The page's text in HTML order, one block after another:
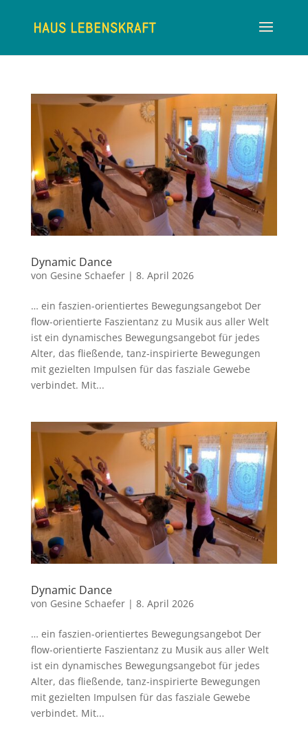
Dynamic Dance
von Gesine Schaefer| 8. April 2026
… ein faszien-orientiertes Bewegungsangebot Der
flow-orientierte Faszientanz zu Musik aus aller Welt
ist ein dynamisches Bewegungsangebot für jedes
Alter, das fließende, tanz-inspirierte Bewegungen
mit gezielten Impulsen für das fasziale Gewebe
verbindet. Mit...
Dynamic Dance
von Gesine Schaefer| 8. April 2026
… ein faszien-orientiertes Bewegungsangebot Der
flow-orientierte Faszientanz zu Musik aus aller Welt
ist ein dynamisches Bewegungsangebot für jedes
Alter, das fließende, tanz-inspirierte Bewegungen
mit gezielten Impulsen für das fasziale Gewebe
verbindet. Mit...